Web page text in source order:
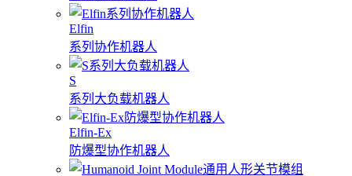
Elfin
系列协作机器人
S
系列大负载机器人
Elfin-Ex
防爆型协作机器人